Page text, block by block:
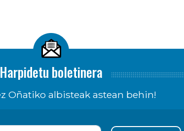
Harpidetu boletinera
Oñatiko albisteak astean behin!